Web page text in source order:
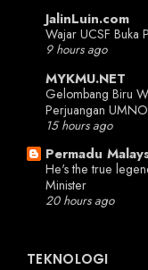
JalinLuin.com
Wajar UCSF Buka
9 hours ago
MYKMU.NET
Gelombang Biru
Perjuangan
15 hours ago
Permadu
He's the true
Minister
20 hours ago
TEKNOLOGI